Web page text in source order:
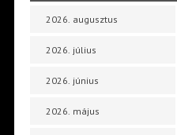
2026. augusztus
2026. július
2026. június
2026. május